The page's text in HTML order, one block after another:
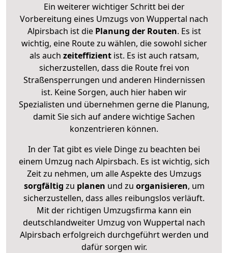
Ein weiterer wichtiger Schritt bei der
Vorbereitung eines Umzugs von Wuppertal nach
Alpirsbach ist diePlanung der Routen. Es ist
wichtig, eine Route zu wählen, die sowohl sicher
als auch zeiteffizientist. Es ist auch ratsam,
sicherzustellen, dass die Route frei von
Straßensperrungen und anderen Hindernissen
ist. Keine Sorgen, auch hier haben wir
Spezialisten und übernehmen gerne die Planung,
damit Sie sich auf andere wichtige Sachen
konzentrieren können.
In der Tat gibt es viele Dinge zu beachten bei
einem Umzug nach Alpirsbach. Es ist wichtig, sich
Zeit zu nehmen, um alle Aspekte des Umzugs
sorgfältig zu planen und zu organisieren, um
sicherzustellen, dass alles reibungslos verläuft.
Mit der richtigen Umzugsfirma kann ein
deutschlandweiter Umzug von Wuppertal nach
Alpirsbach erfolgreich durchgeführt werden und
dafür sorgen wir.